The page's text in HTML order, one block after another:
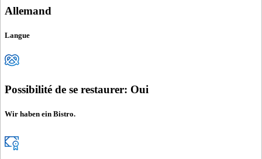
Allemand
Langue
Possibilité de se restaurer: Oui
Wir haben ein Bistro.